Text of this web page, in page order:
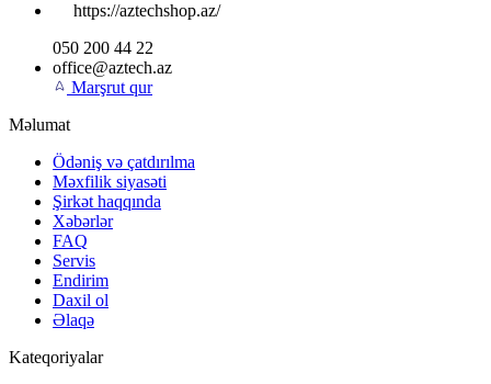
https://aztechshop.az/
050 200 44 22
office@aztech.az
Marşrut qur
Məlumat
Ödəniş və çatdırılma
Məxfilik siyasəti
Şirkət haqqında
Xəbərlər
FAQ
Servis
Endirim
Daxil ol
Əlaqə
Kateqoriyalar